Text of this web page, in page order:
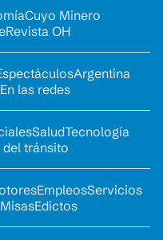
Cuyo Minero
Revista OH
Argentina
En las redes
SaludTecnología
del tránsito
EmpleosServicios
Edictos